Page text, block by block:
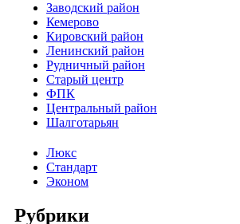
Заводский район
Кемерово
Кировский район
Ленинский район
Рудничный район
Старый центр
ФПК
Центральный район
Шалготарьян
Люкс
Стандарт
Эконом
Рубрики